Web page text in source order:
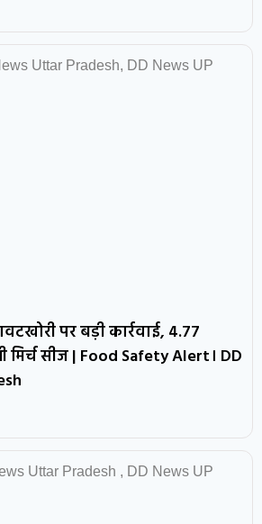
पर बड़ी कार्रवाई, 4.77
सीज | Food Safety Alert। DD